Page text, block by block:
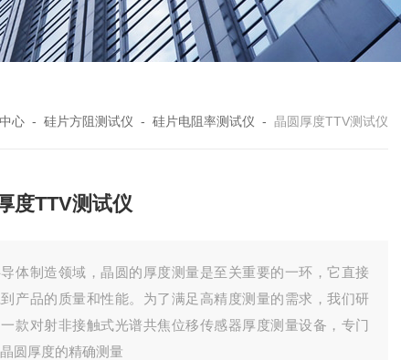
心 - 硅片方阻测试仪 - 硅片电阻率测试仪 - 晶圆厚度TTV测试仪
度TTV测试仪
体制造领域，晶圆的厚度测量是至关重要的一环，它直接
产品的质量和性能。为了满足高精度测量的需求，我们研
款对射非接触式光谱共焦位移传感器厚度测量设备，专门
圆厚度的精确测量